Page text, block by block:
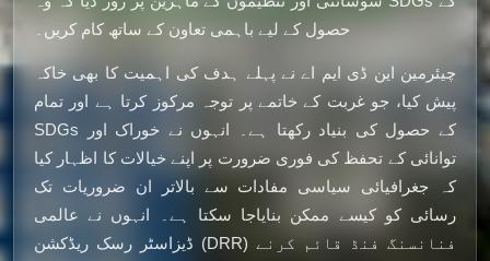
حصول کے لیے باہمی تعاون کے ساتھ کام کریں۔
چیئرمین این ڈی ایم اے نے پہلے ہدف کی اہمیت کا بھی خاکہ
پیش کیا، جو غربت کے خاتمے پر توجہ مرکوز کرتا ہے اور تمام
SDGs کے حصول کی بنیاد رکھتا ہے۔ انہوں نے خوراک اور
توانائی کے تحفظ کی فوری ضرورت پر اپنے خیالات کا اظہار کیا
کہ جغرافیائی سیاسی مفادات سے بالاتر ان ضروریات تک
رسائی کو کیسے ممکن بنایاجا سکتا ہے۔ انہوں نے عالمی
ڈیزاسٹر رسک ریڈکشن (DRR) فنانسنگ فنڈ قائم کرنے